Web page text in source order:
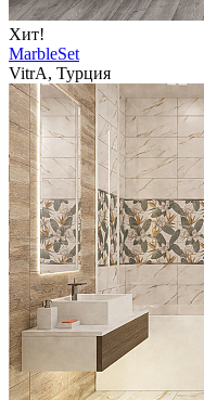
Хит!
MarbleSet
VitrA, Турция